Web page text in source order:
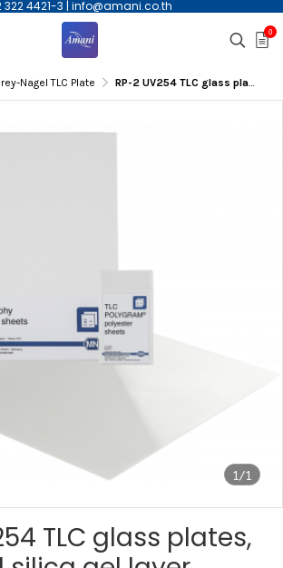
322 4421-3 | info@amani.co.th
0
Nagel TLC Plate RP-2 UV254 TLC glass plates, modified silica gel layer, 0.25mm (Thickness) 10x20cm, 50/pk
1/1
TLC glass plates,